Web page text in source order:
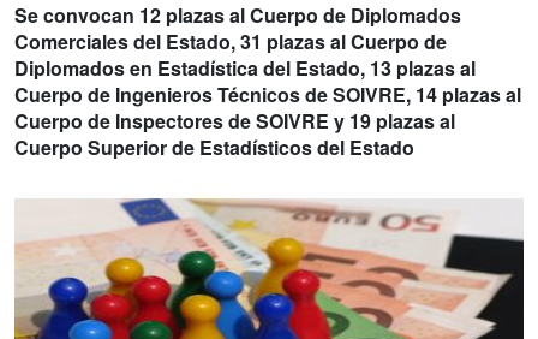
Se convocan 12 plazas al Cuerpo de Diplomados
Comerciales del Estado, 31 plazas al Cuerpo de
Diplomados en Estadística del Estado, 13 plazas al
Cuerpo de Ingenieros Técnicos de SOIVRE, 14 plazas al
Cuerpo de Inspectores de SOIVRE y 19 plazas al
Cuerpo Superior de Estadísticos del Estado